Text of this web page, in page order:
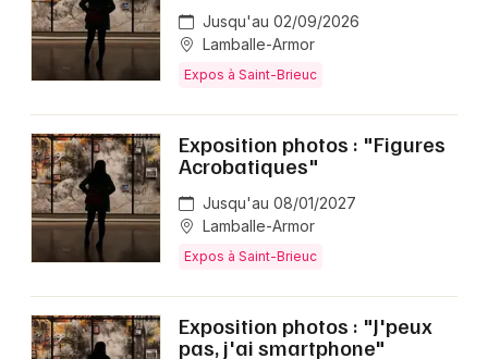
Jusqu'au 02/09/2026
Lamballe-Armor
Expos à Saint-Brieuc
Exposition photos : "Figures
Acrobatiques"
Jusqu'au 08/01/2027
Lamballe-Armor
Expos à Saint-Brieuc
Exposition photos : "J'peux
pas, j'ai smartphone"